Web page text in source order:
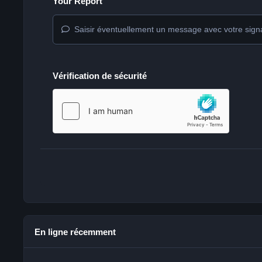
Saisir éventuellement un message avec votre
Vérification de sécurité
En ligne récemment